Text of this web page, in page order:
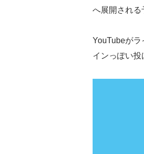
へ展開される
YouTubeがラ
インっぽい投